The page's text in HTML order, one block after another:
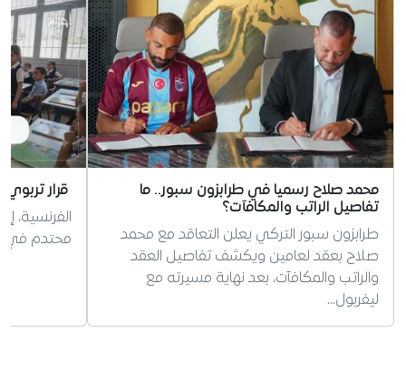
محمد صلاح رسميا في طرابزون سبور.. ما
تفاصيل الراتب والمكافآت؟
طرابزون سبور التركي يعلن التعاقد مع محمد
صلاح بعقد لعامين ويكشف تفاصيل العقد
والراتب والمكافآت، بعد نهاية مسيرته مع
ليفربول…
قرار
الفرنسية،
محتدم في